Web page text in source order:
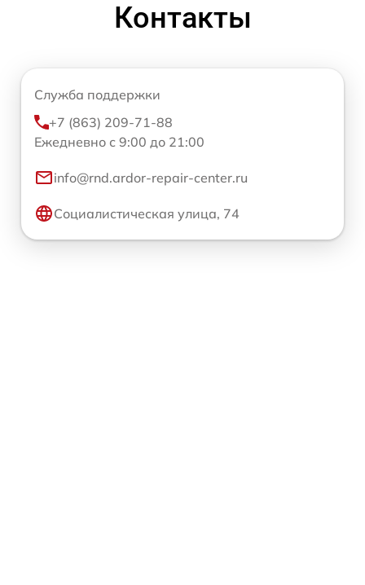
Контакты
Служба поддержки
+7 (863) 209-71-88
Ежедневно с 9:00 до 21:00
info@rnd.ardor-repair-center.ru
Социалистическая улица, 74